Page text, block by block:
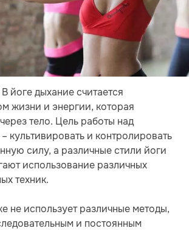
В йоге дыхание считается
жизни и энергии, которая
тело. Цель работы над
культивировать и контролировать
силу, а различные стили йоги
использование различных
техник.
не использует различные методы,
и постоянным